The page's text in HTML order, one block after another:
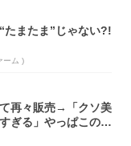
たまたま”じゃない?!
ーム )
再々販売→「クソ美
ぎる」やっぱこのク